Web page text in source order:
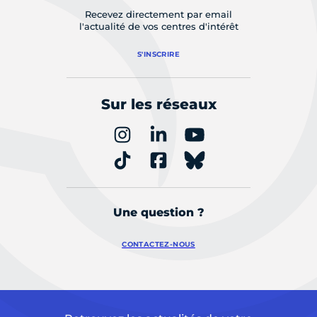
Recevez directement par email
l'actualité de vos centres d'intérêt
S'INSCRIRE
Sur les réseaux
Une question ?
CONTACTEZ-NOUS